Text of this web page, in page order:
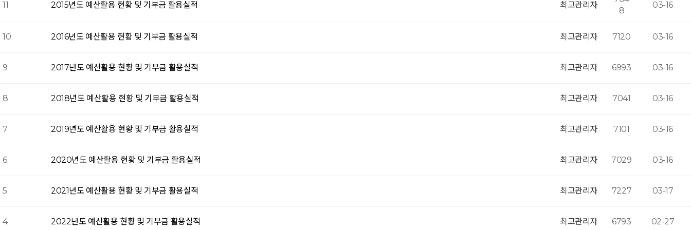
11 2015년도 예산활용 현황 및 기부금 활용실적 최고관리자
8
03-16
10 2016년도 예산활용 현황 및 기부금 활용실적 최고관리자 7120 03-16
9 2017년도 예산활용 현황 및 기부금 활용실적 최고관리자 6993 03-16
8 2018년도 예산활용 현황 및 기부금 활용실적 최고관리자 7041 03-16
7 2019년도 예산활용 현황 및 기부금 활용실적 최고관리자 7101 03-16
6 2020년도 예산활용 현황 및 기부금 활용실적 최고관리자 7029 03-16
5 2021년도 예산활용 현황 및 기부금 활용실적 최고관리자 7227 03-17
4 2022년도 예산활용 현황 및 기부금 활용실적 최고관리자 6793 02-27